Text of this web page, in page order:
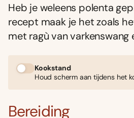
Heb je weleens polenta
recept maak je het zoals
met ragù van varkenswang
Kookstand
Houd scherm aan tijdens het
Bereiding